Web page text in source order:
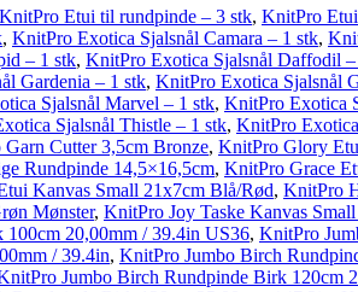
KnitPro Etui til rundpinde – 3 stk, KnitPro
, KnitPro Exotica Sjalsnål Camara – 1 stk,
– 1 stk, KnitPro Exotica Sjalsnål Daffodil
Gardenia – 1 stk, KnitPro Exotica Sjalsnål
Sjalsnål Marvel – 1 stk, KnitPro Exotica
Sjalsnål Thistle – 1 stk, KnitPro
Cutter 3,5cm Bronze, KnitPro Glory
Rundpinde 14,5×16,5cm, KnitPro Grace
Kanvas Small 21x7cm Blå/Rød, KnitPro
Mønster, KnitPro Joy Taske Kanvas
20,00mm / 39.4in US36, KnitPro
/ 39.4in, KnitPro Jumbo Birch
Jumbo Birch Rundpinde Birk 120cm